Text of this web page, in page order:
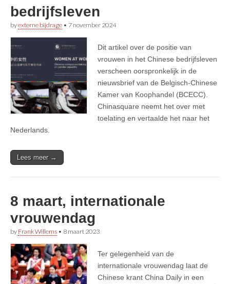
bedrijfsleven
byexterne bijdrage • 7 november 2024
Dit artikel over de positie van
vrouwen in het Chinese bedrijfsleven
verscheen oorspronkelijk in de
nieuwsbrief van de Belgisch-Chinese
Kamer van Koophandel (BCECC).
Chinasquare neemt het over met
toelating en vertaalde het naar het
Nederlands.
Lees meer →
8 maart, internationale
vrouwendag
by Frank Willems • 8 maart 2023
Ter gelegenheid van de
internationale vrouwendag laat de
Chinese krant China Daily in een